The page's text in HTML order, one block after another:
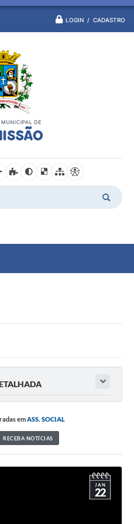
LOGIN / CADASTRO
emASS. SOCIAL
RECEBA NOTÍCIAS
JAN
22